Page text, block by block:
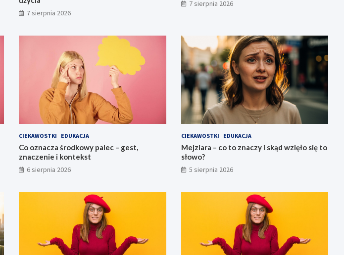
7 sierpnia 2026
7 sierpnia 2026
CIEKAWOSTKI EDUKACJA
Co oznacza środkowy palec – gest,
znaczenie i kontekst
6 sierpnia 2026
CIEKAWOSTKI EDUKACJA
Mejziara – co to znaczy i skąd wzięło się to
słowo?
5 sierpnia 2026